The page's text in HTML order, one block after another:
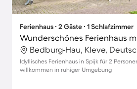
Ferienhaus ∙ 2 Gäste ∙ 1 Schlafzimmer
Bedburg-Hau, Kleve,
Idyllisches Ferienhaus in Spijk für 2
willkommen in ruhiger Umgebung